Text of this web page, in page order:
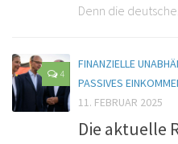
Denn die
4
FINANZIELLE
PASSIVES
11. FEBRUAR 2025
Die aktuelle